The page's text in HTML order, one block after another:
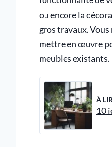
ou encore la
gros travaux. Vous
mettre en œuvre
meubles
À
10